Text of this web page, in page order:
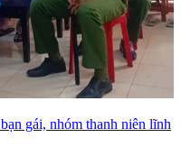
gái, nhóm thanh niên lĩnh